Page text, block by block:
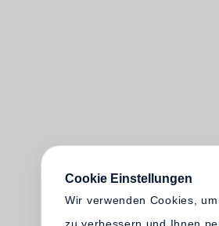
Cookie Einstellungen
Wir verwenden Cookies,